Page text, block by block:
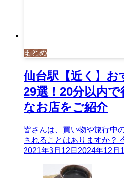
まとめ
仙台駅【近く】お
29選！20分以内
なお店をご紹介
皆さんは、買い物や旅行中
されることはありますか？
2021年3月12日 2024年12月